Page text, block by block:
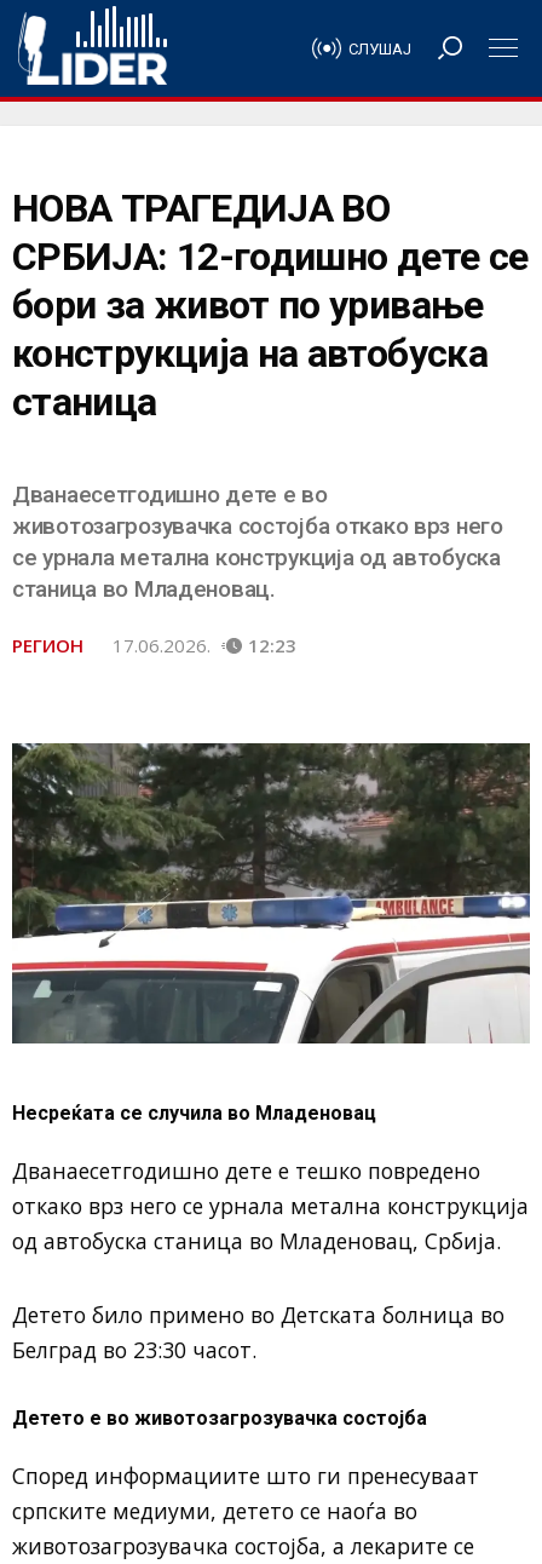
СЛУШАЈ
НОВА ТРАГЕДИЈА ВО
СРБИЈА: 12-годишно дете се
бори за живот по уривање
конструкција на автобуска
станица
Дванаесетгодишно дете е во
животозагрозувачка состојба откако врз него
се урнала метална конструкција од автобуска
станица во Младеновац.
РЕГИОН 17.06.2026. 12:23
Несреќата се случила во Младеновац
Дванаесетгодишно дете е тешко повредено
откако врз него се урнала метална конструкција
од автобуска станица во Младеновац, Србија.
Детето било примено во Детската болница во
Белград во 23:30 часот.
Детето е во животозагрозувачка состојба
Според информациите што ги пренесуваат
српските медиуми, детето се наоѓа во
животозагрозувачка состојба, а лекарите се